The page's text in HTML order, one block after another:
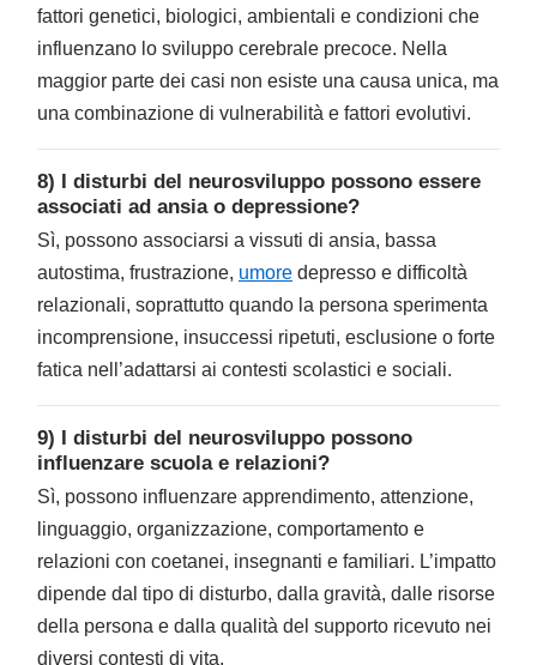
fattori genetici, biologici, ambientali e condizioni che
influenzano lo sviluppo cerebrale precoce. Nella
maggior parte dei casi non esiste una causa unica, ma
una combinazione di vulnerabilità e fattori evolutivi.
8) I disturbi del neurosviluppo possono essere
associati ad ansia o depressione?
Sì, possono associarsi a vissuti di ansia, bassa
autostima, frustrazione, umore depresso e difficoltà
relazionali, soprattutto quando la persona sperimenta
incomprensione, insuccessi ripetuti, esclusione o forte
fatica nell’adattarsi ai contesti scolastici e sociali.
9) I disturbi del neurosviluppo possono
influenzare scuola e relazioni?
Sì, possono influenzare apprendimento, attenzione,
linguaggio, organizzazione, comportamento e
relazioni con coetanei, insegnanti e familiari. L’impatto
dipende dal tipo di disturbo, dalla gravità, dalle risorse
della persona e dalla qualità del supporto ricevuto nei
diversi contesti di vita.